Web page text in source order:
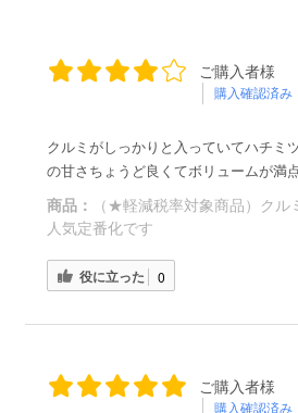
ご購入者様
購入確認済み
クルミがしっかりと入っていてハチミ
の甘さちょうど良くてボリュームが満
商品：
（★軽減税率対象商品）ク
人気定番化です
役に立った 0
ご購入者様
購入確認済み